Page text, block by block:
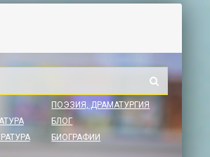
ПОЭЗИЯ, ДРАМАТУРГИЯ
БЛОГ
БИОГРАФИИ